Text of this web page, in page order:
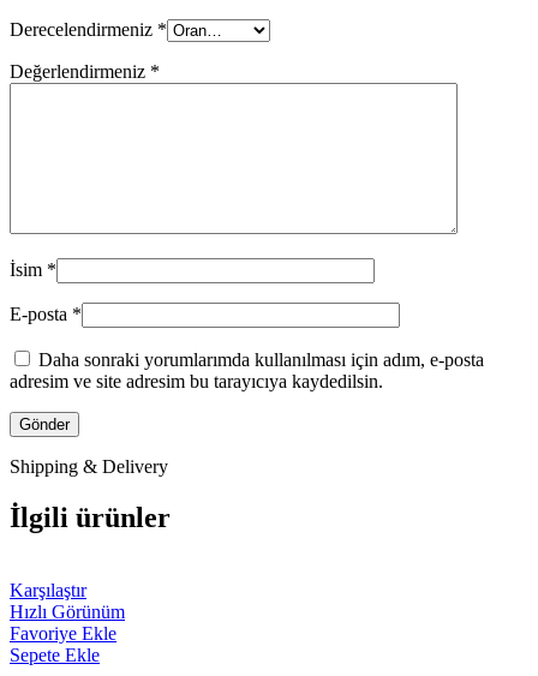
Derecelendirmeniz *
Değerlendirmeniz *
İsim *
E-posta *
Daha sonraki yorumlarımda kullanılması için adım, e-posta
adresim ve site adresim bu tarayıcıya kaydedilsin.
Shipping & Delivery
İlgili ürünler
Karşılaştır
Hızlı Görünüm
Favoriye Ekle
Sepete Ekle